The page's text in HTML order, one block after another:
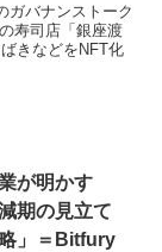
ガバナンストーク
寿司店「銀座渡
きなどをNFT化
が明かす
期の見立て
」＝Bitfury